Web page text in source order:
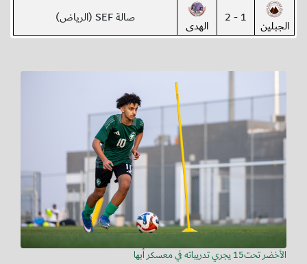
الجبلين 1 - 2 الهدى صالة SEF (الرياض)
الأخضر تحت15 يجري تدريباته في معسكر أبها